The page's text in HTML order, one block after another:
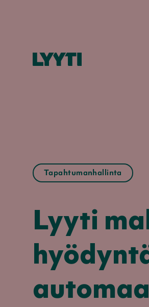
Tapahtumanhallinta
Lyyti